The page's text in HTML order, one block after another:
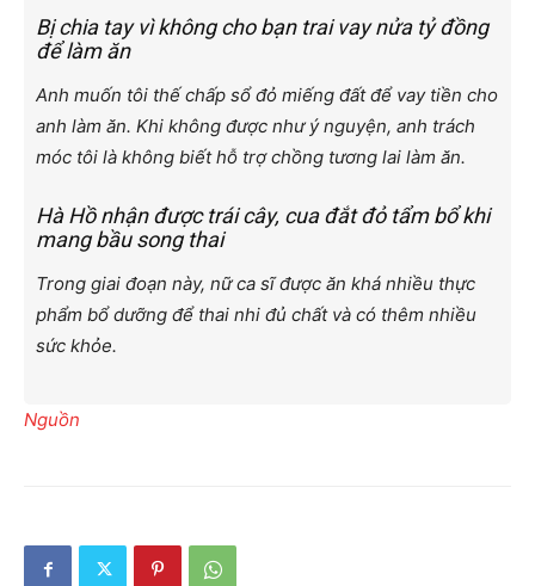
Bị chia tay vì không cho bạn trai vay nửa tỷ đồng
để làm ăn
Anh muốn tôi thế chấp sổ đỏ miếng đất để vay tiền cho
anh làm ăn. Khi không được như ý nguyện, anh trách
móc tôi là không biết hỗ trợ chồng tương lai làm ăn.
Hà Hồ nhận được trái cây, cua đắt đỏ tẩm bổ khi
mang bầu song thai
Trong giai đoạn này, nữ ca sĩ được ăn khá nhiều thực
phẩm bổ dưỡng để thai nhi đủ chất và có thêm nhiều
sức khỏe.
Nguồn